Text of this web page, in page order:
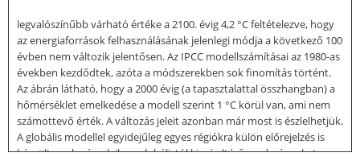
legvalószínűbb várható értéke a 2100. évig 4,2 °C feltételezve, hogy
az energiaforrások felhasználásának jelenlegi módja a következő 100
évben nem változik jelentősen. Az IPCC modellszámításai az 1980-as
években kezdődtek, azóta a módszerekben sok finomítás történt.
Az ábrán látható, hogy a 2000 évig (a tapasztalattal összhangban) a
hőmérséklet emelkedése a modell szerint 1 °C körül van, ami nem
számottevő érték. A változás jeleit azonban már most is észlelhetjük.
A globális modellel egyidejűleg egyes régiókra külön előrejelzés is
készült, ezek némelyike a globálistól kissé eltérő eredményeket